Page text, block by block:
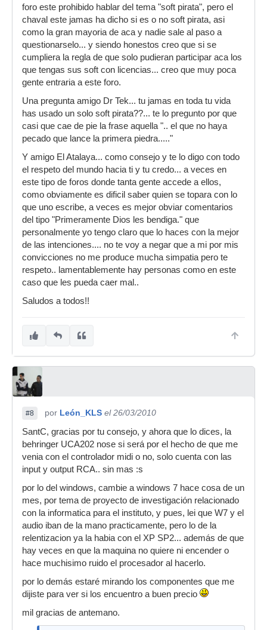
foro este prohibido hablar del tema "soft pirata", pero el
chaval este jamas ha dicho si es o no soft pirata, asi
como la gran mayoria de aca y nadie sale al paso a
questionarselo... y siendo honestos creo que si se
cumpliera la regla de que solo pudieran participar aca los
que tengas sus soft con licencias... creo que muy poca
gente entraria a este foro.
Una pregunta amigo Dr Tek... tu jamas en toda tu vida
has usado un solo soft pirata??... te lo pregunto por que
casi que cae de pie la frase aquella ".. el que no haya
pecado que lance la primera piedra....."
Y amigo El Atalaya... como consejo y te lo digo con todo
el respeto del mundo hacia ti y tu credo... a veces en
este tipo de foros donde tanta gente accede a ellos,
como obviamente es dificil saber quien se topara con lo
que uno escribe, a veces es mejor obviar comentarios
del tipo "Primeramente Dios les bendiga." que
personalmente yo tengo claro que lo haces con la mejor
de las intenciones.... no te voy a negar que a mi por mis
convicciones no me produce mucha simpatia pero te
respeto.. lamentablemente hay personas como en este
caso que les pueda caer mal..
Saludos a todos!!
#8 por León_KLS el 26/03/2010
SantC, gracias por tu consejo, y ahora que lo dices, la
behringer UCA202 nose si será por el hecho de que me
venia con el controlador midi o no, solo cuenta con las
input y output RCA.. sin mas :s
por lo del windows, cambie a windows 7 hace cosa de un
mes, por tema de proyecto de investigación relacionado
con la informatica para el instituto, y pues, lei que W7 y el
audio iban de la mano practicamente, pero lo de la
relentizacion ya la habia con el XP SP2... además de que
hay veces en que la maquina no quiere ni encender o
hace muchisimo ruido el procesador al hacerlo.
por lo demás estaré mirando los componentes que me
dijiste para ver si los encuentro a buen precio
mil gracias de antemano.